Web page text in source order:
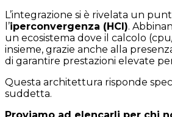
L’integrazione si è rivelata un
l’iperconvergenza (HCI).
un ecosistema dove il calcolo
insieme, grazie anche alla
di garantire prestazioni elevate
Questa architettura risponde
suddetta.
Proviamo ad elencarli per chi